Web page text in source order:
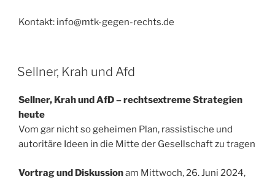
Kontakt: info@mtk-gegen-rechts.de
VERÖFFENTLICHT
AM
Sellner, Krah und Afd
Sellner, Krah und AfD – rechtsextreme Strategien
heute
Vom gar nicht so geheimen Plan, rassistische und
autoritäre Ideen in die Mitte der Gesellschaft zu tragen
Vortrag und Diskussionam Mittwoch, 26. Juni 2024,